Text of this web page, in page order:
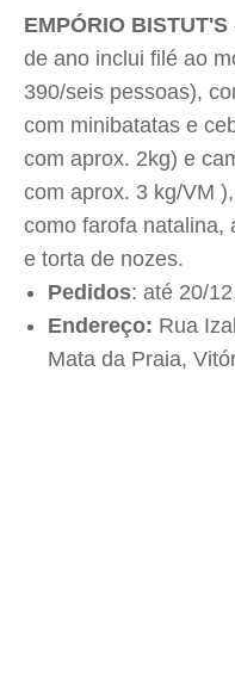
EMPÓRIO BISTUT'S
de ano inclui filé ao
390/seis pessoas), c
com minibatatas e
com aprox. 2kg) e c
com aprox. 3 kg/VM
como farofa natalina,
e torta de nozes.
Pedidos: até 20/
Endereço: Rua
Mata da Praia,